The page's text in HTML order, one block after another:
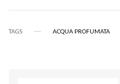
TAGS ACQUA PROFUMATA